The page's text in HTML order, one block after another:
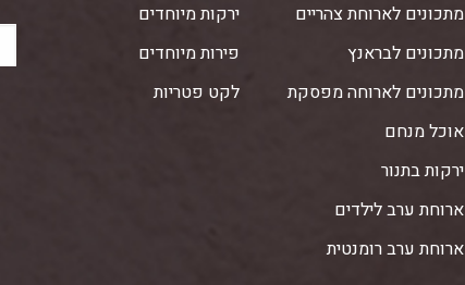
מתכונים לארוחת צהריים
מתכונים לבראנץ
מתכונים לארוחה מפסקת
אוכל מנחם
ירקות בתנור
ארוחת ערב לילדים
ארוחת ערב רומנטית
ירקות מיוחדים
פירות מיוחדים
לקט פטריות